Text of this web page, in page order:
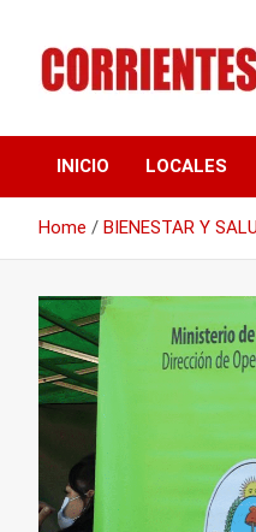
content
TARDE
INICIO LOCALES
Home BIENESTAR Y